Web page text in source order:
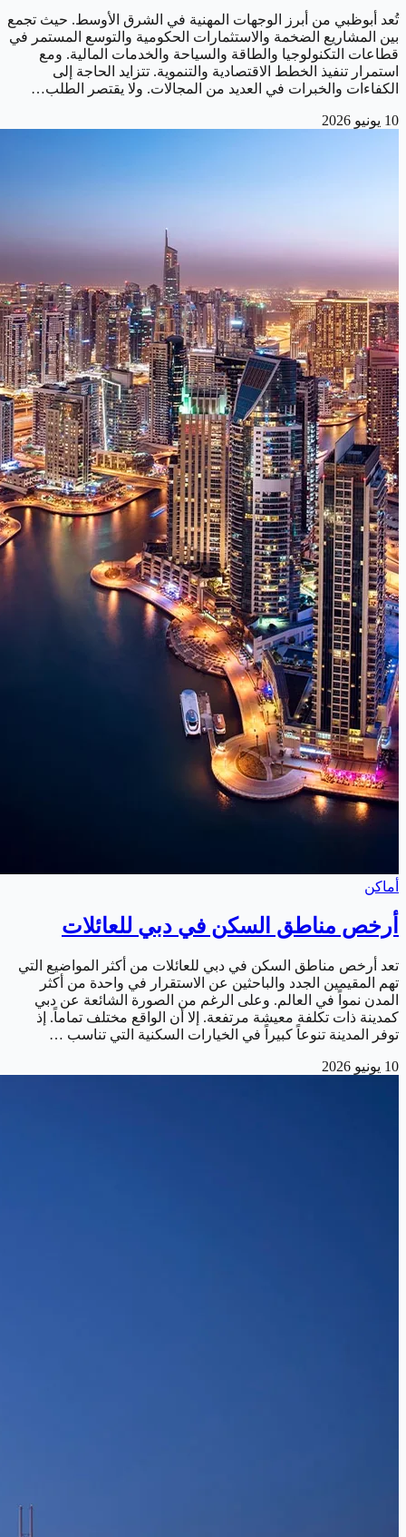
تُعد أبوظبي من أبرز الوجهات المهنية في الشرق الأوسط. حيث تجمع
بين المشاريع الضخمة والاستثمارات الحكومية والتوسع المستمر في
قطاعات التكنولوجيا والطاقة والسياحة والخدمات المالية. ومع
استمرار تنفيذ الخطط الاقتصادية والتنموية. تتزايد الحاجة إلى
الكفاءات والخبرات في العديد من المجالات. ولا يقتصر الطلب…
10 يونيو 2026
أماكن
أرخص مناطق السكن في دبي للعائلات
تعد أرخص مناطق السكن في دبي للعائلات من أكثر المواضيع التي
تهم المقيمين الجدد والباحثين عن الاستقرار في واحدة من أكثر
المدن نمواً في العالم. وعلى الرغم من الصورة الشائعة عن دبي
كمدينة ذات تكلفة معيشة مرتفعة. إلا أن الواقع مختلف تماماً. إذ
توفر المدينة تنوعاً كبيراً في الخيارات السكنية التي تناسب …
10 يونيو 2026